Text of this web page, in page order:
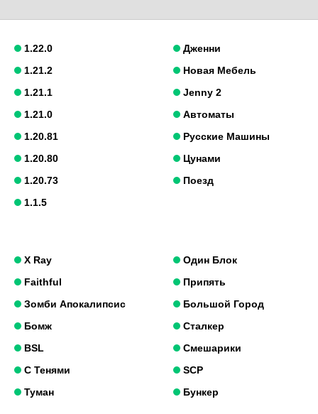
1.22.0
1.21.2
1.21.1
1.21.0
1.20.81
1.20.80
1.20.73
1.1.5
Дженни
Новая Мебель
Jenny 2
Автоматы
Русские Машины
Цунами
Поезд
X Ray
Faithful
Зомби Апокалипсис
Бомж
BSL
С Тенями
Туман
Один Блок
Припять
Большой Город
Сталкер
Смешарики
SCP
Бункер